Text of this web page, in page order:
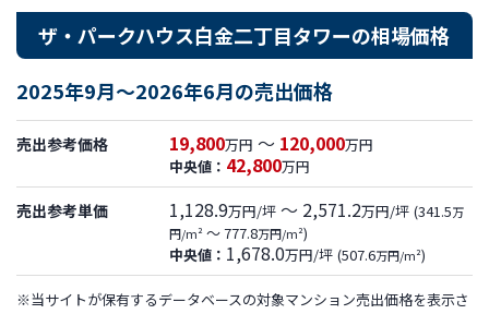
ザ・パークハウス白金二丁目タワーの相場価格
2025年9月～2026年6月の売出価格
売出参考価格 19,800万円 ～ 120,000万円
中央値： 42,800万円
売出参考単価 1,128.9万円/坪 ～ 2,571.2万円/坪 (341.5万
円/m² ～ 777.8万円/m²)
中央値： 1,678.0万円/坪 (507.6万円/m²)
※当サイトが保有するデータベースの対象マンション売出価格を表示さ